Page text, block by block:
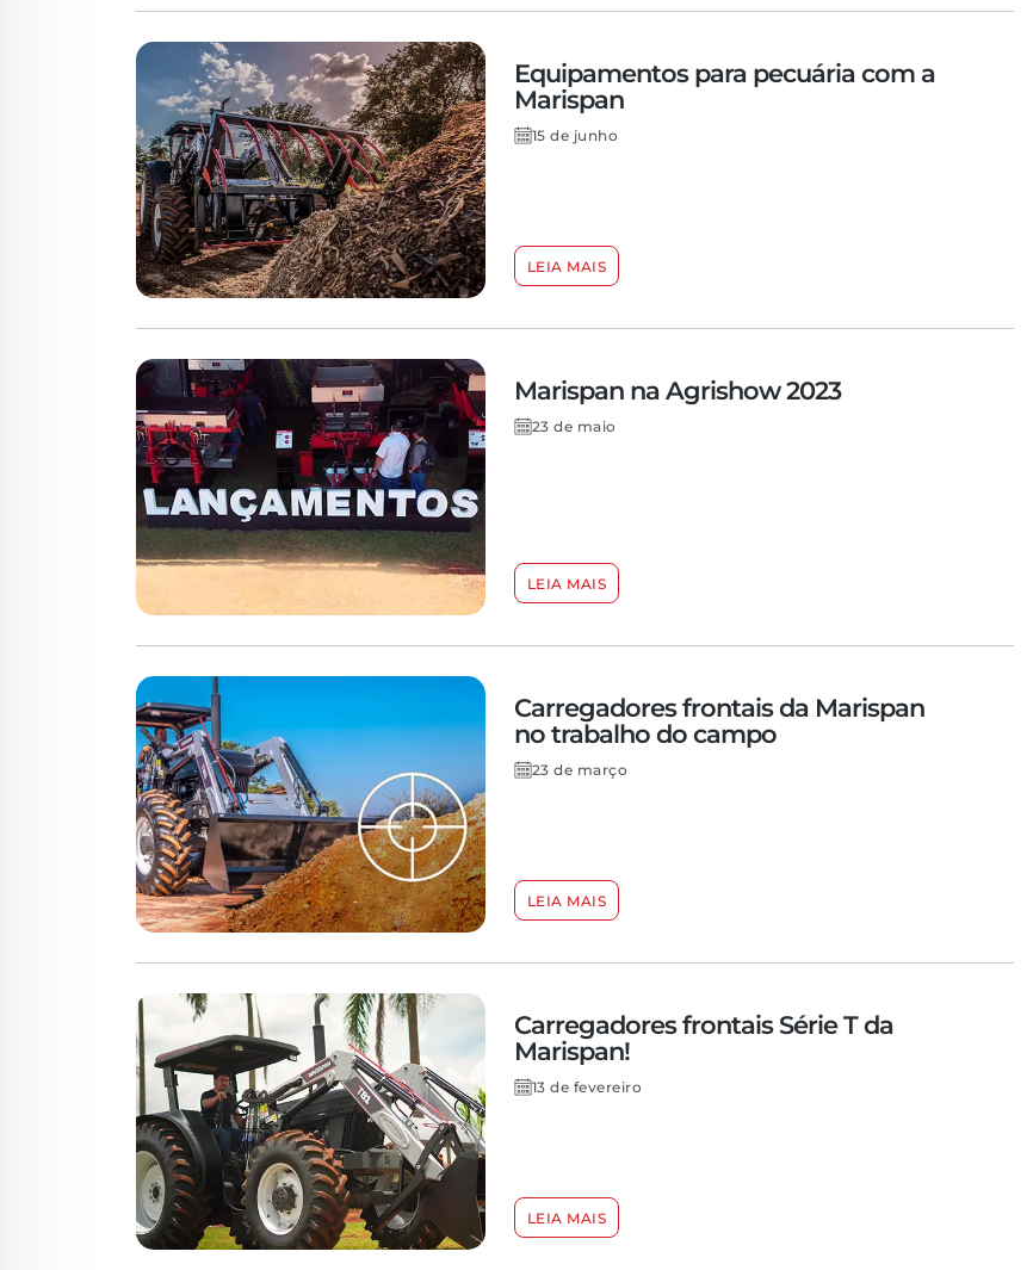
Equipamentos para pecuária com a
Marispan
15 de junho
LEIA MAIS
Marispan na Agrishow 2023
23 de maio
LEIA MAIS
Carregadores frontais da Marispan
no trabalho do campo
23 de março
LEIA MAIS
Carregadores frontais Série T da
Marispan!
13 de fevereiro
LEIA MAIS